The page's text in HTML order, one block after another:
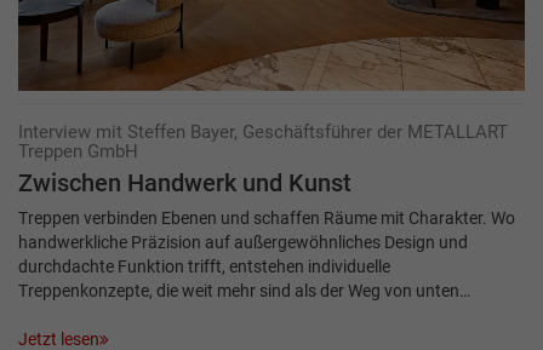
Interview mit Steffen Bayer, Geschäftsführer der METALLART
Treppen GmbH
Zwischen Hand­werk und Kunst
Treppen verbinden Ebenen und schaffen Räume mit Charakter. Wo
handwerkliche Präzision auf außergewöhnliches Design und
durchdachte Funktion trifft, entstehen individuelle
Treppenkonzepte, die weit mehr sind als der Weg von unten…
Jetzt lesen